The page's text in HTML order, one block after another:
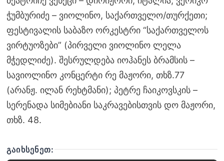
ჭუმბურიძე – ვიოლინო, საქართველო/თურქეთი;
ფესტივალის საბაზო ორკესტრი “საქართველოს
ვირტუოზები” (პირველი ვიოლინო ლელა
მჭედლიძე). შესრულდება იოჰანეს ბრამსის –
სავიოლინო კონცერტი რე მაჟორი, თხზ.77
(არანჟ. ილან რეხტმანი); პეტრე ჩაიკოვსკის –
სერენადა სიმებიანი საკრავებისთვის დო მაჟორი,
თხზ. 48.
ᲒᲐᲘᲮᲡᲔᲜᲔᲗ: